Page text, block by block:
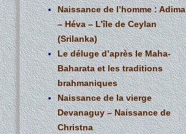
Naissance de l’homme : Adima
– Héva – L’île de Ceylan
(Srilanka)
Le déluge d’après le Maha-
Baharata et les traditions
brahmaniques
Naissance de la vierge
Devanaguy – Naissance de
Christna